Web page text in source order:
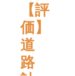
【評
価】
道
路